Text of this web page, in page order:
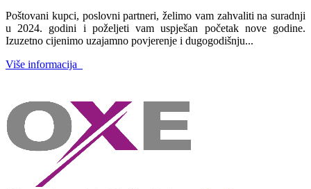
Poštovani kupci, poslovni partneri, želimo vam zahvaliti na suradnji
u 2024. godini i poželjeti vam uspješan početak nove godine.
Izuzetno cijenimo uzajamno povjerenje i dugogodišnju...
Više informacija